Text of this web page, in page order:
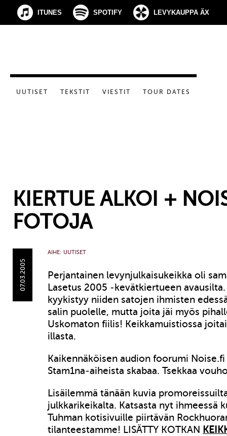
ITUNES SPOTIFY LEVYKAUPPA ÄX
UUTISET TEKSTIT VIESTIT TOUR DATES
KIERTUE ALKOI +
FOTOJA
07.03.2005
AIHE: UUTISET
Perjantainen levynjulkaisukeikka oli
Lasetus 2005 -kevätkiertueen
kyykistyy niiden satojen ihmisten
salin puolelle, mutta joita jäi myös
Uskomaton fiilis! Keikkamuistiossa
illasta.
Kaikennäköisen audion foorumi
Stam1na-aiheista skabaa. Tsekkaa
Lisäilemmä tänään kuvia
julkkarikeikalta. Katsasta nyt ihmeessä
Tuhman kotisivuille piirtävän
tilanteestamme! LISÄTTY KOTKAN